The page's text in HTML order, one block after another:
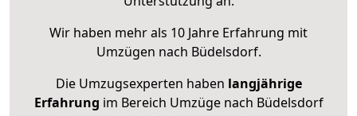
Wir haben mehr als 10 Jahre Erfahrung mit
Umzügen nach Büdelsdorf.
Die Umzugsexperten haben langjährige
Erfahrung im Bereich Umzüge nach Büdelsdorf